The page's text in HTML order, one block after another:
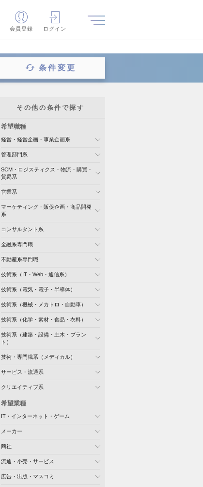
会員登録 ログイン
条件変更
その他の条件で探す
希望職種
経営・経営企画・事業企画系
管理部門系
SCM・ロジスティクス・物流・購買・
貿易系
営業系
マーケティング・販促企画・商品開発
系
コンサルタント系
金融系専門職
不動産系専門職
技術系（IT・Web・通信系）
技術系（電気・電子・半導体）
技術系（機械・メカトロ・自動車）
技術系（化学・素材・食品・衣料）
技術系（建築・設備・土木・プラン
ト）
技術・専門職系（メディカル）
サービス・流通系
クリエイティブ系
希望業種
IT・インターネット・ゲーム
メーカー
商社
流通・小売・サービス
広告・出版・マスコミ